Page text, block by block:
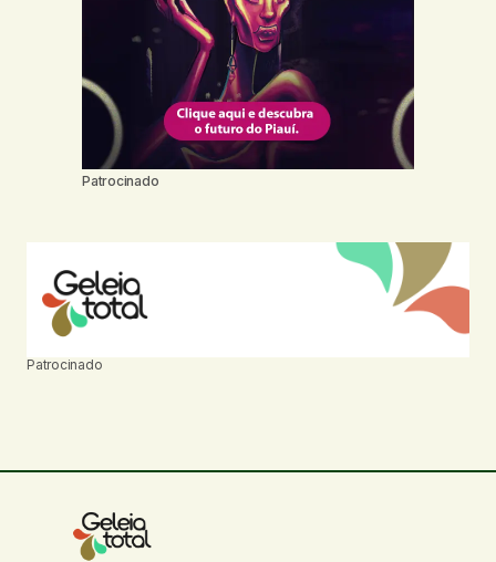
Patrocinado
Patrocinado